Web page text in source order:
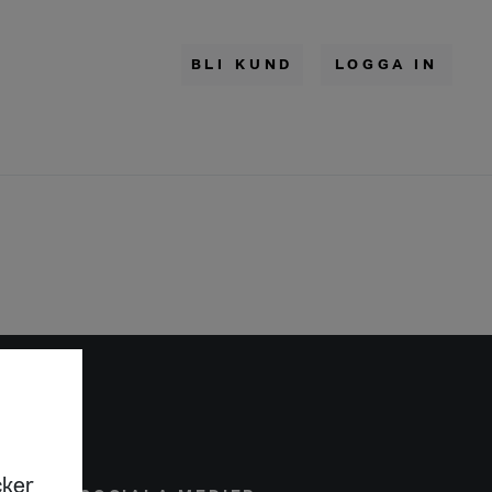
BLI KUND LOGGA IN